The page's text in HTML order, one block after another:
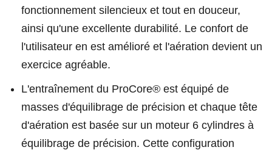
fonctionnement silencieux et tout en douceur,
ainsi qu'une excellente durabilité. Le confort de
l'utilisateur en est amélioré et l'aération devient un
exercice agréable.
L'entraînement du ProCore® est équipé de
masses d'équilibrage de précision et chaque tête
d'aération est basée sur un moteur 6 cylindres à
équilibrage de précision. Cette configuration